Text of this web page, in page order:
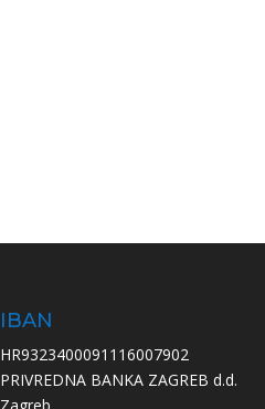
IBAN
HR9323400091116007902
PRIVREDNA BANKA ZAGREB d.d.